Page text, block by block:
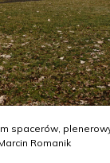
spacerów,
Romanik